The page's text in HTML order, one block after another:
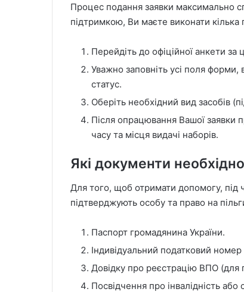
Процес подання заявки максимально
підтримкою, Ви маєте виконати кілька
Перейдіть до офіційної анкети
Уважно заповніть усі поля форми,
статус.
Оберіть необхідний вид засобів
Після опрацювання Вашої заявки
часу та місця видачі наборів.
Які документи
Для того, щоб отримати допомогу, під
підтверджують особу та право на
Паспорт громадянина України.
Індивідуальний податковий номер
Довідку про реєстрацію ВПО (для
Посвідчення про інвалідність